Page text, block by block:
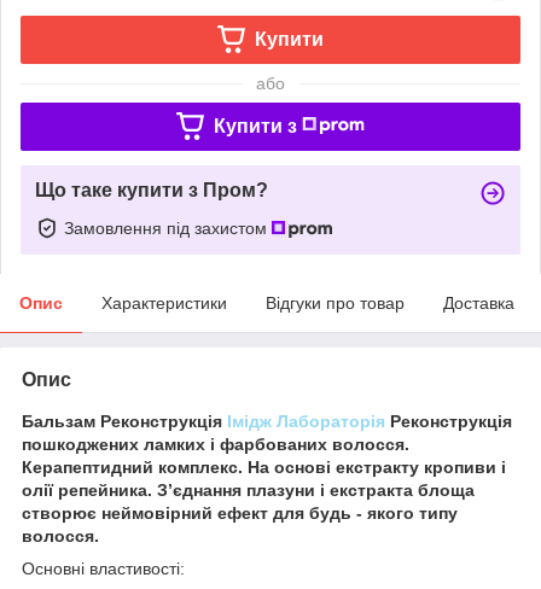
Купити
або
Купити з
Що таке купити з Пром?
Замовлення під захистом
Опис Характеристики Відгуки про товар Доставка
Опис
Бальзам Реконструкція Імідж Лабораторія Реконструкція
пошкоджених ламких і фарбованих волосся.
Керапептидний комплекс. На основі екстракту кропиви і
олії репейника. З’єднання плазуни і екстракта блоща
створює неймовірний ефект для будь - якого типу
волосся.
Основні властивості: